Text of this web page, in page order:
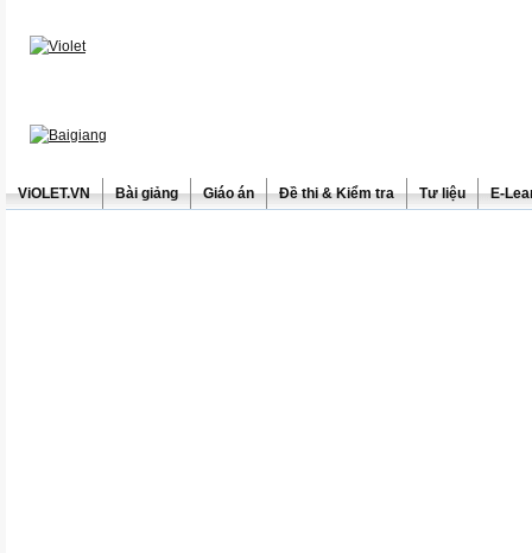
ViOLET.VN Bài giảng Giáo án Đề thi & Kiểm tra Tư liệu E-